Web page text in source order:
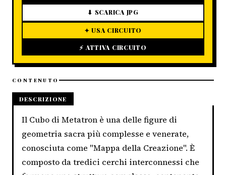
⬇ SCARICA JPG
✦ USA CIRCUITO
⚡ ATTIVA CIRCUITO
CONTENUTO
DESCRIZIONE
Il Cubo di Metatron è una delle figure di
geometria sacra più complesse e venerate,
conosciuta come "Mappa della Creazione". È
composto da tredici cerchi interconnessi che